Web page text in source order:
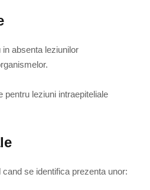
absenta leziunilor
pentru leziuni intraepiteliale
se identifica prezenta unor: